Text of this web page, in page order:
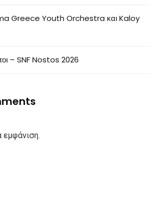
Greece Youth Orchestra και Kaloy
– SNF Nostos 2026
εμφάνιση.